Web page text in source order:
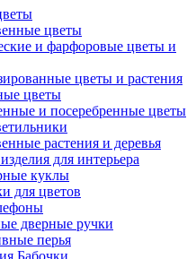
цветы
и фарфоровые цветы и
цветы и растения
цветы
и посеребренные цветы
растения и деревья
для интерьера
куклы
для цветов
дверные ручки
перья
Бабочки